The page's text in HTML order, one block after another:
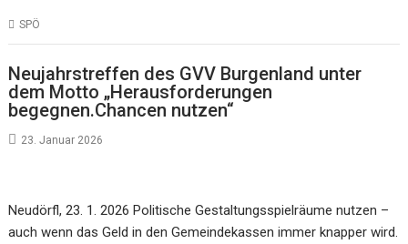
SPÖ
Neujahrstreffen des GVV Burgenland unter
dem Motto „Herausforderungen
begegnen.Chancen nutzen“
23. Januar 2026
Neudörfl, 23. 1. 2026 Politische Gestaltungsspielräume nutzen –
auch wenn das Geld in den Gemeindekassen immer knapper wird.